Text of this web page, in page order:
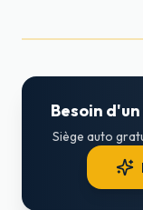
Besoin
Siège auto